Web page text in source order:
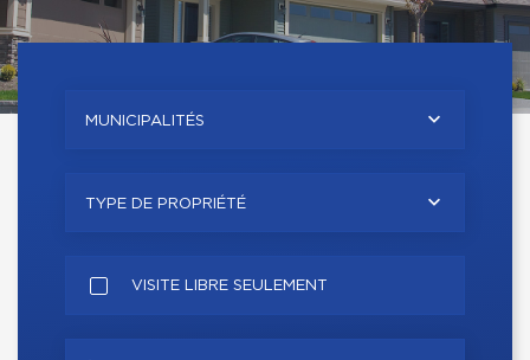
MUNICIPALITÉS
TYPE DE PROPRIÉTÉ
VISITE LIBRE SEULEMENT